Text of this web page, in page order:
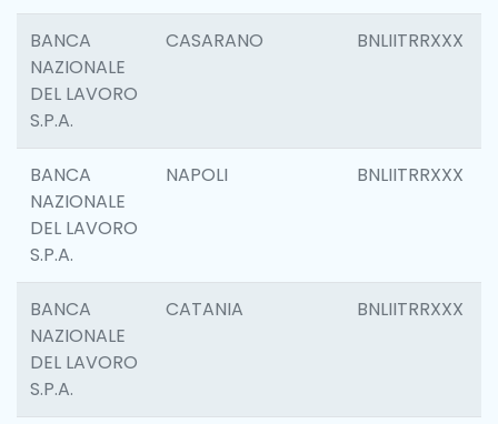
BANCA
NAZIONALE
DEL LAVORO
S.P.A.
CASARANO BNLIITRRXXX
BANCA
NAZIONALE
DEL LAVORO
S.P.A.
NAPOLI BNLIITRRXXX
BANCA
NAZIONALE
DEL LAVORO
S.P.A.
CATANIA BNLIITRRXXX